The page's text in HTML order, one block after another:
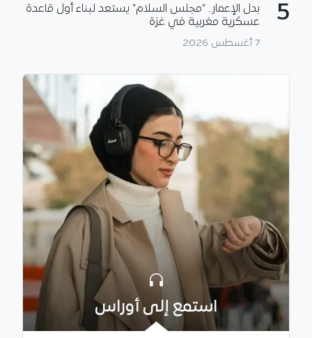
5
بدل الإعمار.. “مجلس السلام” يستعد لبناء أول قاعدة
عسكرية مغربية في غزة
7 أغسطس 2026
استمع إلى أوراس